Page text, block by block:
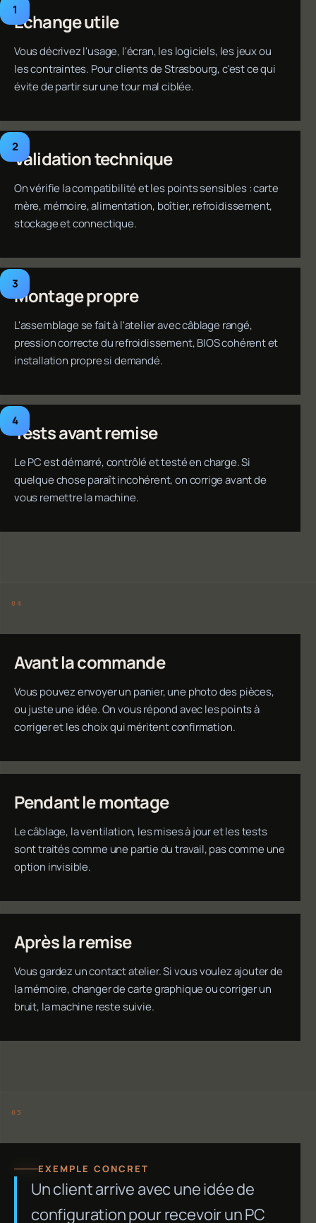
Échange utile
Vous décrivez l'usage, l'écran, les logiciels, les jeux ou
les contraintes. Pour clients de Strasbourg, c'est ce qui
évite de partir sur une tour mal ciblée.
Validation technique
On vérifie la compatibilité et les points sensibles : carte
mère, mémoire, alimentation, boîtier, refroidissement,
stockage et connectique.
Montage propre
L'assemblage se fait à l'atelier avec câblage rangé,
pression correcte du refroidissement, BIOS cohérent et
installation propre si demandé.
Tests avant remise
Le PC est démarré, contrôlé et testé en charge. Si
quelque chose paraît incohérent, on corrige avant de
vous remettre la machine.
Avant la commande
Vous pouvez envoyer un panier, une photo des pièces,
ou juste une idée. On vous répond avec les points à
corriger et les choix qui méritent confirmation.
Pendant le montage
Le câblage, la ventilation, les mises à jour et les tests
sont traités comme une partie du travail, pas comme une
option invisible.
Après la remise
Vous gardez un contact atelier. Si vous voulez ajouter de
la mémoire, changer de carte graphique ou corriger un
bruit, la machine reste suivie.
EXEMPLE CONCRET
Un client arrive avec une idée de
configuration pour recevoir un PC